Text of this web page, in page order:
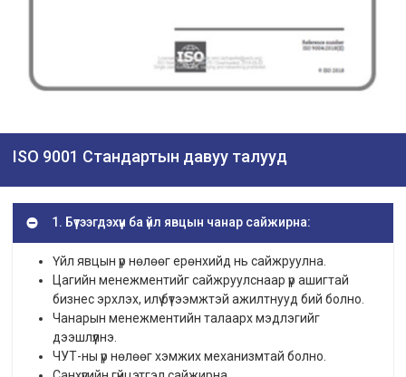
ISO 9001 Стандартын давуу талууд
1. Бүтээгдэхүүн ба үйл явцын чанар сайжирна:
Үйл явцын үр нөлөөг ерөнхийд нь сайжруулна.
Цагийн менежментийг сайжруулснаар үр ашигтай
бизнес эрхлэх, илүү бүтээмжтэй ажилтнууд бий болно.
Чанарын менежментийн талаарх мэдлэгийг
дээшлүүлнэ.
ЧУТ-ны үр нөлөөг хэмжих механизмтай болно.